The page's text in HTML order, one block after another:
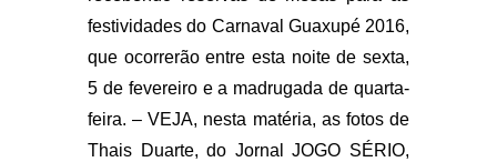
festividades do Carnaval Guaxupé 2016,
que ocorrerão entre esta noite de sexta,
5 de fevereiro e a madrugada de quarta-
feira. – VEJA, nesta matéria, as fotos de
Thais Duarte, do Jornal JOGO SÉRIO,